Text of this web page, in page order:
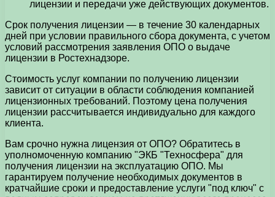
лицензии и передачи уже действующих документов.
Срок получения лицензии — в течение 30 календарных
дней при условии правильного сбора документа, с учетом
условий рассмотрения заявления ОПО о выдаче
лицензии в Ростехнадзоре.
Стоимость услуг компании по получению лицензии
зависит от ситуации в области соблюдения компанией
лицензионных требований. Поэтому цена получения
лицензии рассчитывается индивидуально для каждого
клиента.
Вам срочно нужна лицензия от ОПО? Обратитесь в
уполномоченную компанию "ЭКБ "Техносфера" для
получения лицензии на эксплуатацию ОПО. Мы
гарантируем получение необходимых документов в
кратчайшие сроки и предоставление услуги "под ключ" с